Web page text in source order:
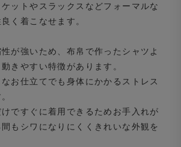
ットやスラックスなどフォーマルな
く着こなせます。
が強いため、布帛で作ったシャツよ
きやすい特徴があります。
お仕立てでも身体にかかるストレス
ですぐに着用できるためお手入れが
もシワになりにくくきれいな外観を